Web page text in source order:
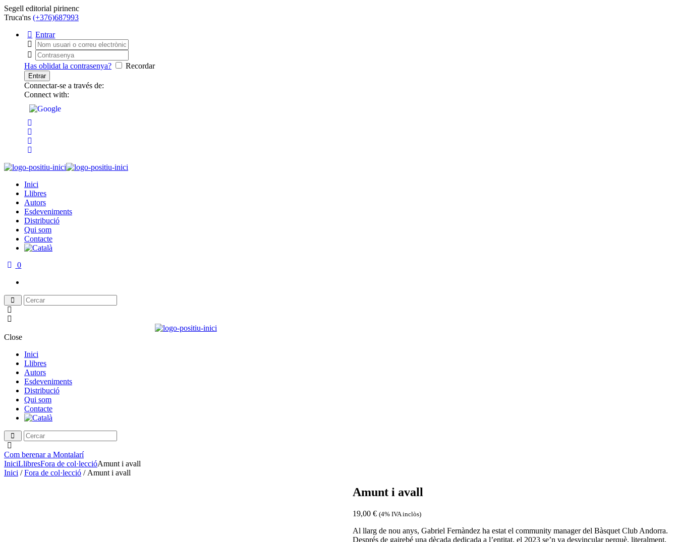
Segell editorial pirinenc
Truca'ns (+376)687993
Entrar
Has oblidat la contrasenya? Recordar
Connectar-se a través de:
Connect with:
Inici
Llibres
Autors
Esdeveniments
Distribució
Qui som
Contacte
0
Close
Inici
Llibres
Autors
Esdeveniments
Distribució
Qui som
Contacte
Com berenar a Montalarí
IniciLlibresFora de col·leccióAmunt i avall
Inici /Fora de col·lecció / Amunt i avall
Amunt i avall
19,00 € (4% IVA inclòs)
Al llarg de nou anys, Gabriel Fernàndez ha estat el community manager del Bàsquet Club Andorra.
Després de gairebé una dècada dedicada a l’entitat, el 2023 se’n va desvincular perquè, literalment,